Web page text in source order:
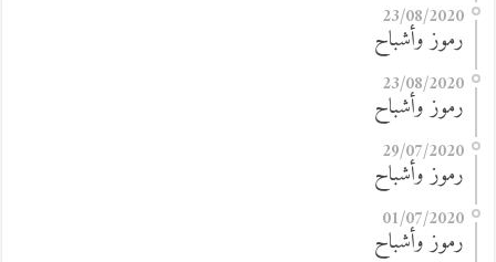
23/08/2020
رموز وأشباح
23/08/2020
رموز وأشباح
29/07/2020
رموز وأشباح
01/07/2020
رموز وأشباح